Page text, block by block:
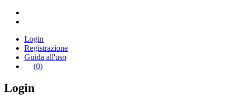
Login
Registrazione
Guida all'uso
(0)
Login